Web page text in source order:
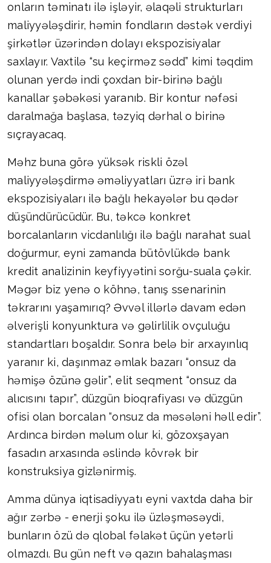
onların təminatı ilə işləyir, əlaqəli strukturları
maliyyələşdirir, həmin fondların dəstək verdiyi
şirkətlər üzərindən dolayı ekspozisiyalar
saxlayır. Vaxtilə “su keçirməz sədd” kimi təqdim
olunan yerdə indi çoxdan bir-birinə bağlı
kanallar şəbəkəsi yaranıb. Bir kontur nəfəsi
daralmağa başlasa, təzyiq dərhal o birinə
sıçrayacaq.
Məhz buna görə yüksək riskli özəl
maliyyələşdirmə əməliyyatları üzrə iri bank
ekspozisiyaları ilə bağlı hekayələr bu qədər
düşündürücüdür. Bu, təkcə konkret
borcalanların vicdanlılığı ilə bağlı narahat sual
doğurmur, eyni zamanda bütövlükdə bank
kredit analizinin keyfiyyətini sorğu-suala çəkir.
Məgər biz yenə o köhnə, tanış ssenarinin
təkrarını yaşamırıq? Əvvəl illərlə davam edən
əlverişli konyunktura və gəlirlilik ovçuluğu
standartları boşaldır. Sonra belə bir arxayınlıq
yaranır ki, daşınmaz əmlak bazarı “onsuz da
həmişə özünə gəlir”, elit seqment “onsuz da
alıcısını tapır”, düzgün bioqrafiyası və düzgün
ofisi olan borcalan “onsuz da məsələni həll edir”.
Ardınca birdən məlum olur ki, gözoxşayan
fasadın arxasında əslində kövrək bir
konstruksiya gizlənirmiş.
Amma dünya iqtisadiyyatı eyni vaxtda daha bir
ağır zərbə - enerji şoku ilə üzləşməsəydi,
bunların özü də qlobal fəlakət üçün yetərli
olmazdı. Bu gün neft və qazın bahalaşması